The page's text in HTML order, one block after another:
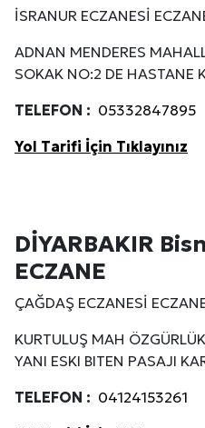
İSRANUR ECZANESİ
ADNAN MENDERES
SOKAK NO:2 DE HASTANE
TELEFON : 05332847895
Yol Tarifi İçin Tıklayınız
DİYARBAKIR
ECZANE
ÇAĞDAŞ ECZANESİ
KURTULUŞ MAH
YANI ESKI BITEN PASAJI
TELEFON : 04124153261